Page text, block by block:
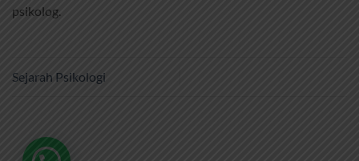
psikolog.
Sejarah Psikologi